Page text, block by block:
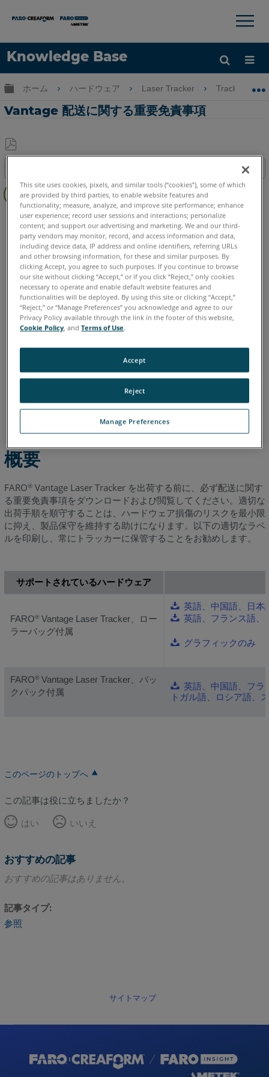
Knowledge Base
言語
×
グローバル階層を展開/折りたたむ
ホーム ハードウェア Laser Tracker Tracker
Vantage 配送に関する重要免責事項
PDF
と
し
て
概
要
Laser Tracker Vantage S Vantage S6
Vantage E
Vantage E6 Vantage
イタリア語 コリアン スペイン語 ドイツ語 フランス語
ポルトガル語 中国語 日本語 英語
概要
FARO®Vantage Laser Tracker を出荷する前に、必ず配送に関す
る重要免責事項をダウンロードおよび閲覧してください。適切な
出荷手順を順守することは、ハードウェア損傷のリスクを最小限
に抑え、製品保守を維持する助けになります。以下の適切なラベ
ルを印刷し、常にトラッカーに保管することをお勧めします。
サポートされているハードウェア
FARO®Vantage Laser Tracker、ロー
ラーバッグ付属
英語、中国語、日本
英語、フランス語、
グラフィックのみ
FARO®Vantage Laser Tracker、バッ
クパック付属
英語、中国語、フラ
トガル語、ロシア語、
このページのトップへ
この記事は役に立ちましたか？
はい
いいえ
おすすめの記事
おすすめの記事はありません。
記事タイプ
参照
サイトマップ
This site uses cookies, pixels, and similar tools (“cookies”), some of which
are provided by third parties, to enable website features and
functionality; measure, analyze, and improve site performance; enhance
user experience; record user sessions and interactions; personalize
content; and support our advertising and marketing. We and our third-
party vendors may monitor, record, and access information and data,
including device data, IP address and online identifiers, referring URLs
and other browsing information, for these and similar purposes. By
clicking Accept, you agree to such purposes. If you continue to browse
our site without clicking “Accept,” or if you click “Reject,” only cookies
necessary to operate and enable default website features and
functionalities will be deployed. By using this site or clicking “Accept,”
“Reject,” or “Manage Preferences” you acknowledge and agree to our
Privacy Policy available through the link in the footer of this website,
Cookie Policy, andTerms of Use.
Manage Preferences
Reject
Accept